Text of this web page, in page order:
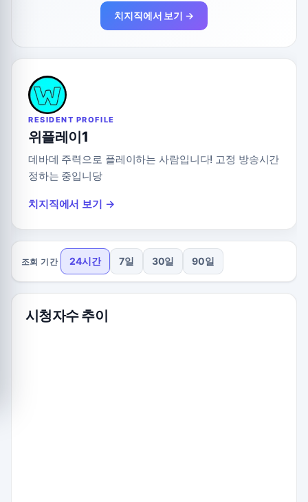
치지직에서 보기 →
RESIDENT PROFILE
위플레이1
데바데 주력으로 플레이하는 사람입니다! 고정 방송시간
정하는 중입니당
치지직에서 보기 →
조회 기간 24시간 7일 30일 90일
시청자수 추이